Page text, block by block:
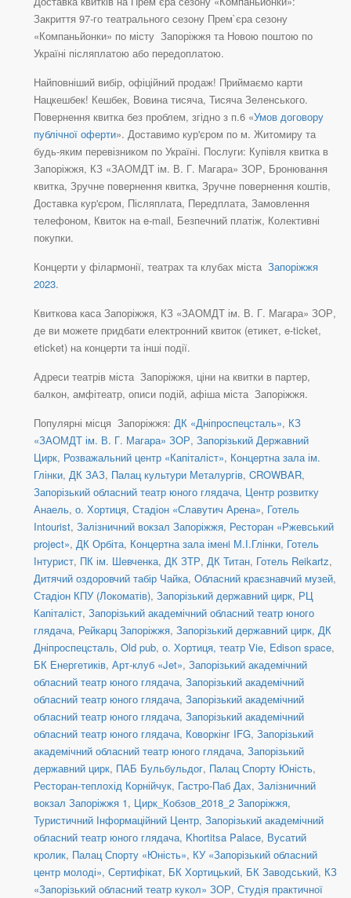
Закриття 97-го театрального сезону Прем`єра сезону
«Компаньйонки» по місту Запоріжжя та Новою поштою по
Україні післяплатою або передоплатою.
Найповніший вибір, офіційний продаж! Приймаємо карти
Нацкешбек! Кешбек, Вовина тисяча, Тисяча Зеленського.
Повернення квитка без проблем, згідно з п.6 «Умов договору
публічної оферти». Доставимо кур'єром по м. Житомиру та
будь-яким перевізником по Україні. Послуги: Купівля квитка в
Запоріжжя, КЗ «ЗАОМДТ ім. В. Г. Магара» ЗОР, Бронювання
квитка, Зручне повернення квитка, Зручне повернення коштів,
Доставка кур'єром, Післяплата, Передплата, Замовлення
телефоном, Квиток на e-mail, Безпечний платіж, Колективні
покупки.
Концерти у філармонії, театрах та клубах міста Запоріжжя
2023.
Квиткова каса Запоріжжя, КЗ «ЗАОМДТ ім. В. Г. Магара» ЗОР,
де ви можете придбати електронний квиток (етикет, e-ticket,
eticket) на концерти та інші події.
Адреси театрів міста Запоріжжя, ціни на квитки в партер,
балкон, амфітеатр, описи подій, афіша міста Запоріжжя.
Популярні місця Запоріжжя: ДК «Дніпроспецсталь», КЗ
«ЗАОМДТ ім. В. Г. Магара» ЗОР, Запорізький Державний
Цирк, Розважальний центр «Капіталіст», Концертна зала ім.
Глінки, ДК ЗАЗ, Палац культури Металургів, CROWBAR,
Запорізький обласний театр юного глядача, Центр розвитку
Анаель, о. Хортиця, Стадіон «Славутич Арена», Готель
Intourist, Залізничний вокзал Запоріжжя, Ресторан «Ржевський
project», ДК Орбіта, Концертна зала іменi М.І.Глінки, Готель
Інтурист, ПК ім. Шевченка, ДК ЗТР, ДК Титан, Готель Reikartz,
Дитячий оздоровчий табір Чайка, Обласний краєзнавчий музей,
Стадіон КПУ (Локоматів), Запорізький державний цирк, РЦ
Капіталіст, Запорізький академічний обласний театр юного
глядача, Рейкарц Запоріжжя, Запорізький державний цирк, ДК
Дніпроспецсталь, Old pub, о. Хортиця, театр Vie, Edison space,
БК Енергетиків, Арт-клуб «Jet», Запорізький академічний
обласний театр юного глядача, Запорізький академічний
обласний театр юного глядача, Запорізький академічний
обласний театр юного глядача, Запорізький академічний
обласний театр юного глядача, Коворкінг IFG, Запорізький
академічний обласний театр юного глядача, Запорізький
державний цирк, ПАБ Бульбульдог, Палац Спорту Юність,
Ресторан-теплохід Корнійчук, Гастро-Паб Дах, Залізничний
вокзал Запоріжжя 1, Цирк_Кобзов_2018_2 Запоріжжя,
Туристичний Інформаційний Центр, Запорізький академічний
обласний театр юного глядача, Khortitsa Palace, Вусатий
кролик, Палац Спорту «Юність», КУ «Запорізький обласний
центр молоді», Сертифікат, БК Хортицький, БК Заводський, КЗ
«Запорізький обласний театр кукол» ЗОР, Студія практичної